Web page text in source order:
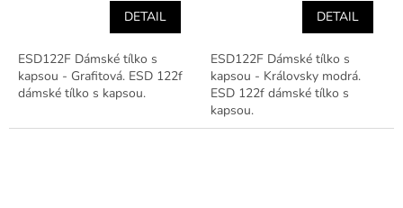
DETAIL
ESD122F Dámské tílko s
kapsou - Grafitová. ESD 122f
dámské tílko s kapsou.
DETAIL
ESD122F Dámské tílko s
kapsou - Královsky modrá.
ESD 122f dámské tílko s
kapsou.